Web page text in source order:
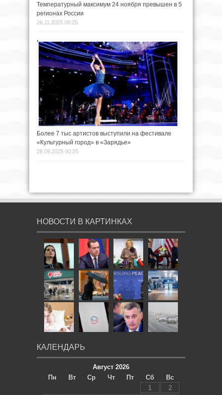
Температурный максимум 24 ноября превышен в 5
регионах России
26.11.2025 00:25
Более 7 тыс артистов выступили на фестивале
«Культурный город» в «Зарядье»
28.09.2025 00:25
НОВОСТИ В КАРТИНКАХ
КАЛЕНДАРЬ
Август 2026
Пн
Вт Ср Чт Пт Сб
Вс
1
2